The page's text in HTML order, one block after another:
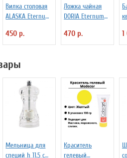
Вилка столовая
ALASKA Eternum
450 р.
Ложка чайная
DORIA Eternum
470 р.
Мельница для
специй h 11.5 см
Краситель
гелевый